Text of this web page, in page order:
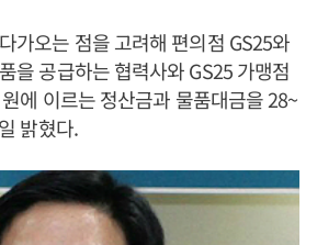
가오는 점을 고려해 편의점 GS25와
을 공급하는 협력사와 GS25 가맹점
에 이르는 정산금과 물품대금을 28~
밝혔다.